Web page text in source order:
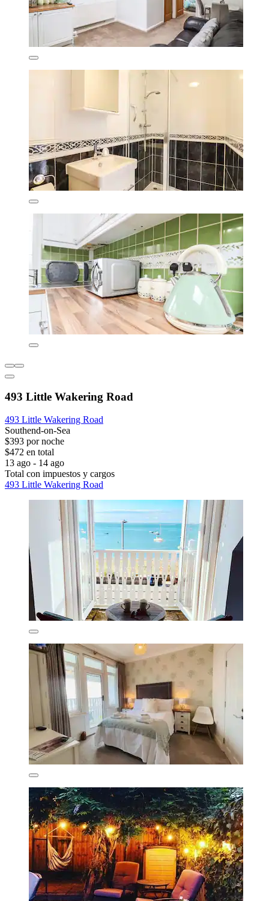
493 Little Wakering Road
493 Little Wakering Road
Southend-on-Sea
$393 por noche
$472 en total
13 ago - 14 ago
Total con impuestos y cargos
493 Little Wakering Road